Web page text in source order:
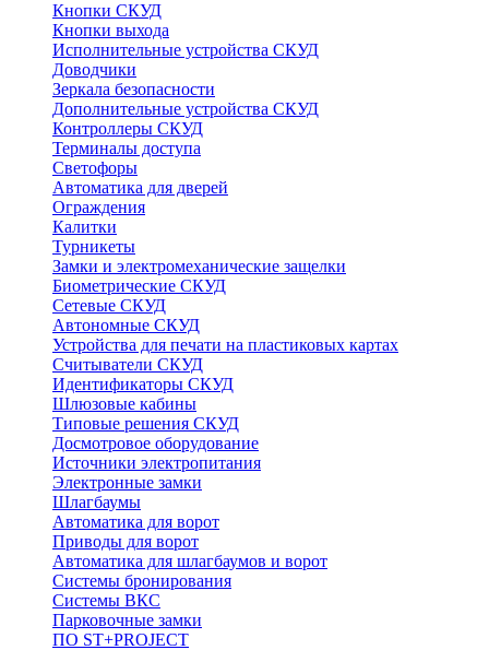
Кнопки СКУД
Кнопки выхода
Исполнительные устройства СКУД
Доводчики
Зеркала безопасности
Дополнительные устройства СКУД
Контроллеры СКУД
Терминалы доступа
Светофоры
Автоматика для дверей
Ограждения
Калитки
Турникеты
Замки и электромеханические защелки
Биометрические СКУД
Сетевые СКУД
Автономные СКУД
Устройства для печати на пластиковых картах
Считыватели СКУД
Идентификаторы СКУД
Шлюзовые кабины
Типовые решения СКУД
Досмотровое оборудование
Источники электропитания
Электронные замки
Шлагбаумы
Автоматика для ворот
Приводы для ворот
Автоматика для шлагбаумов и ворот
Системы бронирования
Системы ВКС
Парковочные замки
ПО ST+PROJECT